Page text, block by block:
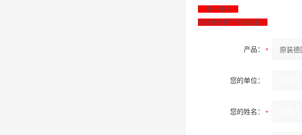
*，假一赔十，
欢迎新老客户共同监督！
产品：
您的单位：
您的姓名：